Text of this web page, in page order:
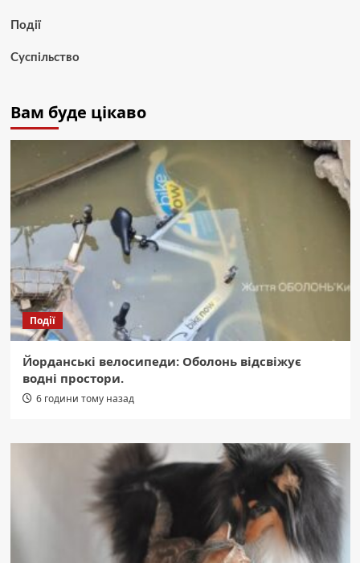
Події
Суспільство
Вам буде цікаво
Події
Йорданські велосипеди: Оболонь відсвіжує
водні простори.
6 години тому назад